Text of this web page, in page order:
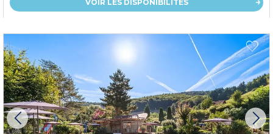
VOIR LES DISPONIBILITÉS